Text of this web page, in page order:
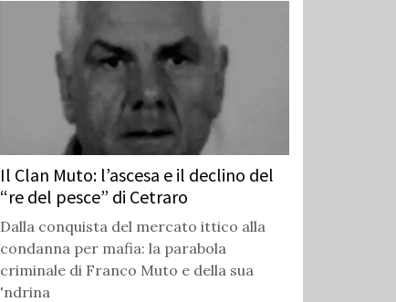
Il Clan Muto: l’ascesa e il declino del
“re del pesce” di Cetraro
Dalla conquista del mercato ittico alla
condanna per mafia: la parabola
criminale di Franco Muto e della sua
'ndrina